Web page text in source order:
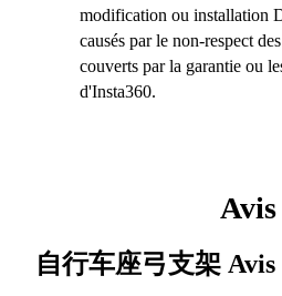
modification ou installation
causés par le non-respect
couverts par la garantie ou
d'Insta360.
Avis
自行车座弓支架 Avis